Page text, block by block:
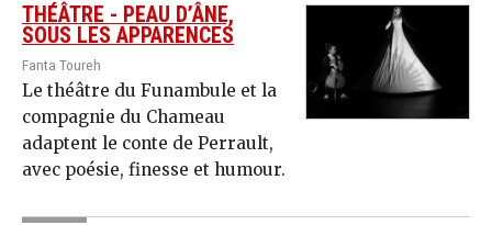
THÉÂTRE - PEAU D’ÂNE,
SOUS LES APPARENCES
Fanta Toureh
Le théâtre du Funambule et la
compagnie du Chameau
adaptent le conte de Perrault,
avec poésie, finesse et humour.